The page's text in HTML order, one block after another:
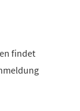
findet